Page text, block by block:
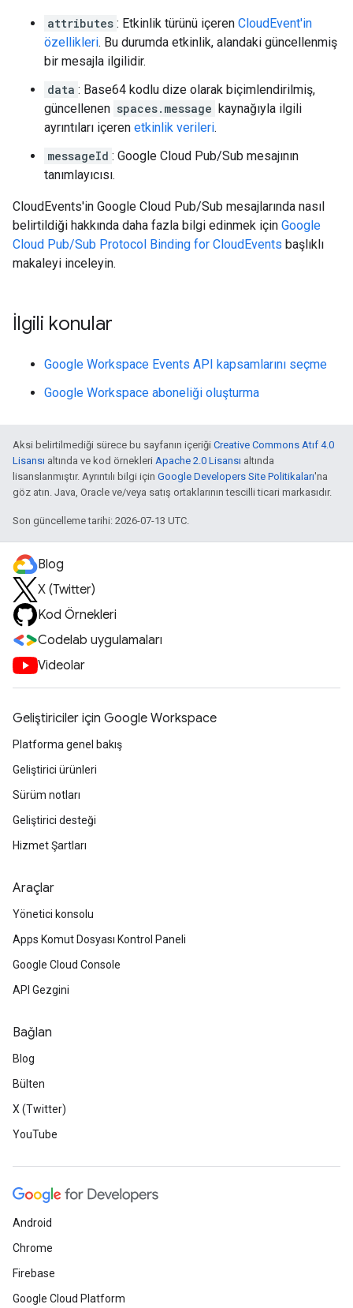
attributes : Etkinlik türünü içeren CloudEvent'in
özellikleri. Bu durumda etkinlik, alandaki güncellenmiş
bir mesajla ilgilidir.
data : Base64 kodlu dize olarak biçimlendirilmiş,
güncellenen spaces.message kaynağıyla ilgili
ayrıntıları içeren etkinlik verileri.
messageId : Google Cloud Pub/Sub mesajının
tanımlayıcısı.
CloudEvents'in Google Cloud Pub/Sub mesajlarında nasıl
belirtildiği hakkında daha fazla bilgi edinmek için Google
Cloud Pub/Sub Protocol Binding for CloudEvents başlıklı
makaleyi inceleyin.
İlgili konular
Google Workspace Events API kapsamlarını seçme
Google Workspace aboneliği oluşturma
Aksi belirtilmediği sürece bu sayfanın içeriği Creative Commons Atıf 4.0
Lisansı altında ve kod örnekleri Apache 2.0 Lisansı altında
lisanslanmıştır. Ayrıntılı bilgi için Google Developers Site Politikaları'na
göz atın. Java, Oracle ve/veya satış ortaklarının tescilli ticari markasıdır.
Son güncelleme tarihi: 2026-07-13 UTC.
Blog
X (Twitter)
Kod Örnekleri
Codelab uygulamaları
Videolar
Geliştiriciler için Google Workspace
Platforma genel bakış
Geliştirici ürünleri
Sürüm notları
Geliştirici desteği
Hizmet Şartları
Araçlar
Yönetici konsolu
Apps Komut Dosyası Kontrol Paneli
Google Cloud Console
API Gezgini
Bağlan
Blog
Bülten
X (Twitter)
YouTube
Android
Chrome
Firebase
Google Cloud Platform